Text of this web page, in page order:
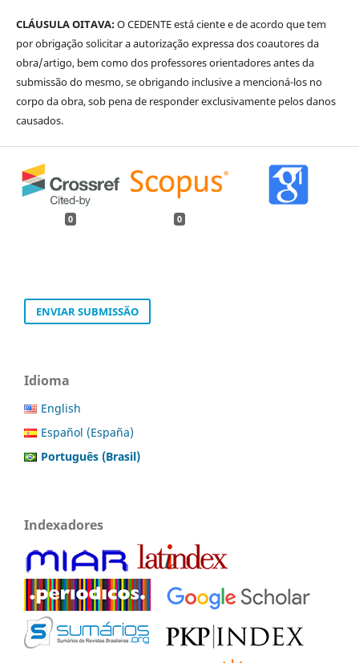
CLÁUSULA OITAVA:O CEDENTE está ciente e de acordo que tem
por obrigação solicitar a autorização expressa dos coautores da
obra/artigo, bem como dos professores orientadores antes da
submissão do mesmo, se obrigando inclusive a mencioná-los no
corpo da obra, sob pena de responder exclusivamente pelos danos
causados.
0 0
ENVIAR SUBMISSÃO
Idioma
English
Español (España)
Português (Brasil)
Indexadores